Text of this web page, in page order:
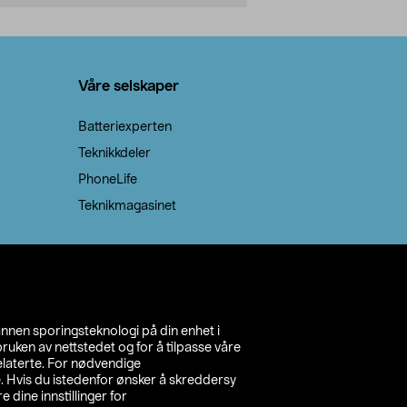
sporingsteknologi på din enhet i
av nettstedet og for å tilpasse våre
For nødvendige
Hvis du istedenfor ønsker å skreddersy
dine innstillinger for
Våre selskaper
Batteriexperten
Teknikkdeler
PhoneLife
Teknikmagasinet